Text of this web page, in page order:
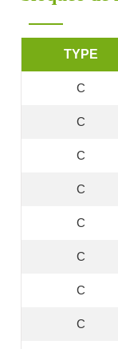
TYPE
C
C
C
C
C
C
C
C